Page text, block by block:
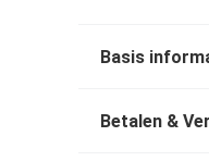
Basis
Betalen &